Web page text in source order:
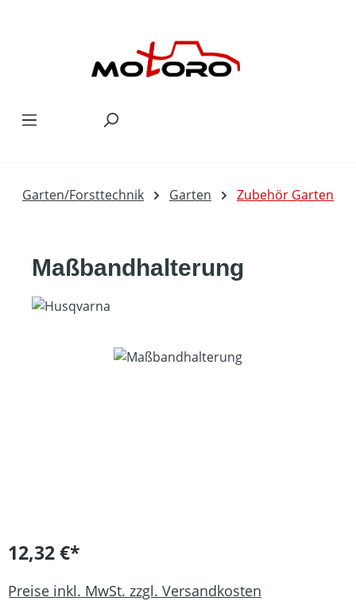
Garten/Forsttechnik Garten Zubehör Garten
Maßbandhalterung
Bildergalerie überspringen
12,32 €*
Preise inkl. MwSt. zzgl. Versandkosten